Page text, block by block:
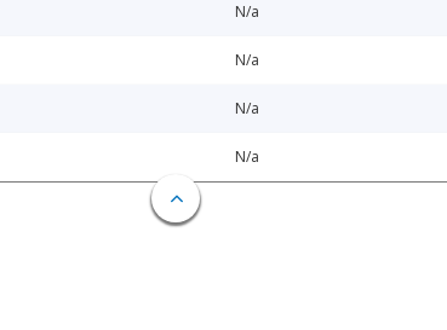
N/a
N/a
N/a
N/a